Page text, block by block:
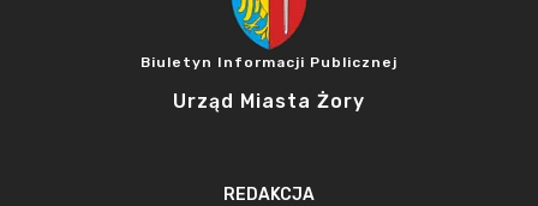
Biuletyn Informacji Publicznej
Urząd Miasta Żory
REDAKCJA